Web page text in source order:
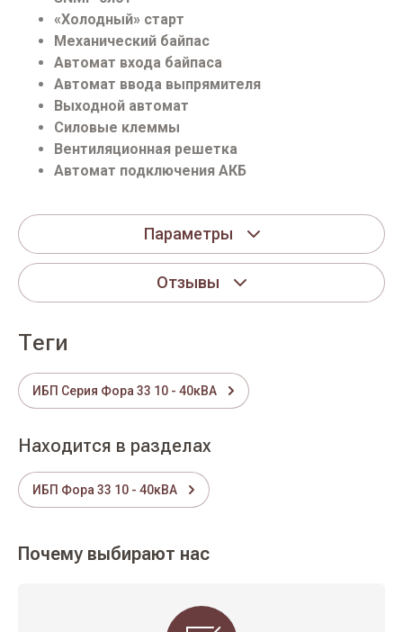
«Холодный» старт
Механический байпас
Автомат входа байпаса
Автомат ввода выпрямителя
Выходной автомат
Силовые клеммы
Вентиляционная решетка
Автомат подключения АКБ
Параметры
Отзывы
теги
ИБП Серия Фора 33 10 - 40кВА
Находится в разделах
ИБП Фора 33 10 - 40кВА
Почему выбирают нас